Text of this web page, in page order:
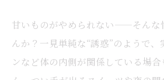
甘いものがやめられない——そんな
んか？一見単純な“誘惑”のようで
ンなど体の内側が関係している場